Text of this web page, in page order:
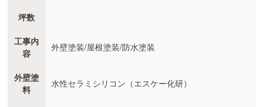
坪数
工事内
容
外壁塗装/屋根塗装/防水塗装
外壁塗
料
水性セラミシリコン（エスケー化研）